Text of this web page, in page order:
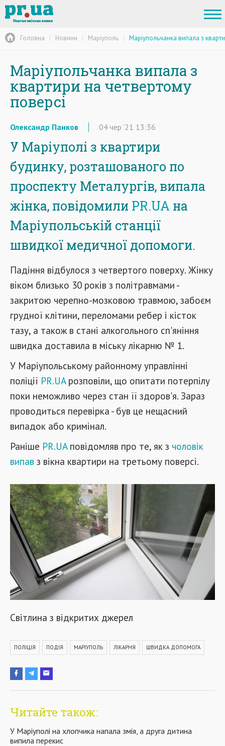
Головна Новини Маріуполь Маріупольчанка випала з
Маріупольчанка випала з
квартири на четвертому
поверсі
Олександр Панков 04чер '21 13:36
У Маріуполі з квартири
будинку, розташованого по
проспекту Металургів, випала
жінка, повідомили PR.UA на
Маріупольській станції
швидкої медичної допомоги.
Падіння відбулося з четвертого поверху. Жінку
віком близько 30 років з політравмами -
закритою черепно-мозковою травмою, забоєм
грудної клітини, переломами ребер і кісток
тазу, а також в стані алкогольного сп'яніння
швидка доставила в міську лікарню № 1.
У Маріупольському районному управлінні
поліції PR.UAрозповіли, що опитати потерпілу
поки неможливо через стан її здоров'я. Зараз
проводиться перевірка - був це нещасний
випадок або кримінал.
Раніше PR.UAповідомляв про те, як з чоловік
випав з вікна квартири на третьому поверсі.
Світлина з відкритих джерел
ПОЛІЦІЯ ПОДІЯ МАРІУПОЛЬ ЛІКАРНЯ ШВИДКА ДОПОМОГА
Читайте також:
У Маріуполі на хлопчика напала змія, а друга дитина
випила перекис